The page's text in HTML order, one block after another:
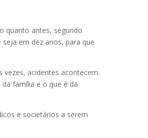
quanto antes, segundo
em dez anos, para que
vezes, acidentes acontecem.
família e o que é da
e societários a serem